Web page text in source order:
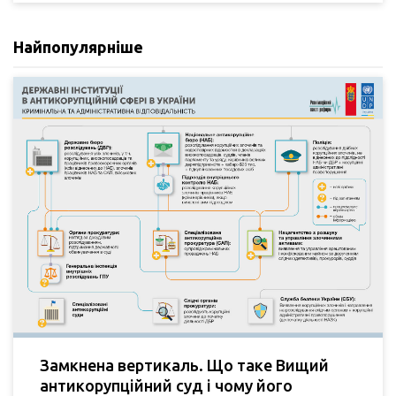
Найпопулярніше
Замкнена вертикаль. Що таке Вищий
антикорупційний суд і чому його